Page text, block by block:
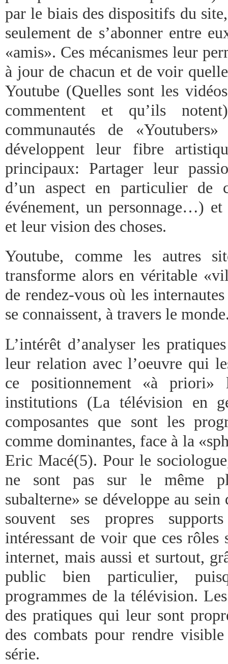
par le biais des dispositifs du
seulement de s’abonner entre
«amis». Ces mécanismes leur
à jour de chacun et de voir
Youtube (Quelles sont les
commentent et qu’ils
communautés de
développent leur fibre
principaux: Partager leur
d’un aspect en particulier de
événement, un personnage…)
et leur vision des choses.
Youtube, comme les autres
transforme alors en véritable
de rendez-vous où les
se connaissent, à travers le
L’intérêt d’analyser les
leur relation avec l’oeuvre qui
ce positionnement «à
institutions (La télévision en
composantes que sont les
comme dominantes, face à la
Eric Macé(5). Pour le
ne sont pas sur le même
subalterne» se développe au sein
souvent ses propres
intéressant de voir que ces rôles
internet, mais aussi et surtout,
public bien particulier,
programmes de la télévision.
des pratiques qui leur sont
des combats pour rendre
série.